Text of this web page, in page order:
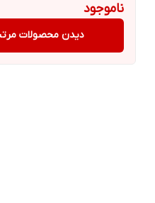
ناموجود
دیدن محصولات